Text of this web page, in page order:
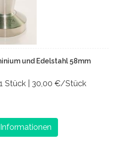
und Edelstahl 58mm
1 Stück | 30,00 €/Stück